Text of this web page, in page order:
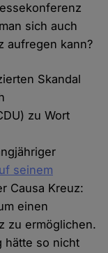
sich auch
aufregen kann?
Skandal
zu Wort
seinem
Causa Kreuz:
einen
zu ermöglichen.
hätte so nicht